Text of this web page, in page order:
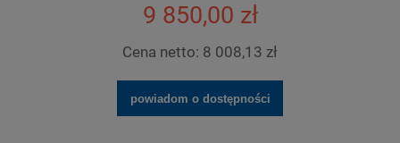
9 850,00 zł
Cena netto: 8 008,13 zł
powiadom o dostępności